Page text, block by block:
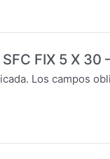
FIX 5 X 30
Los campos